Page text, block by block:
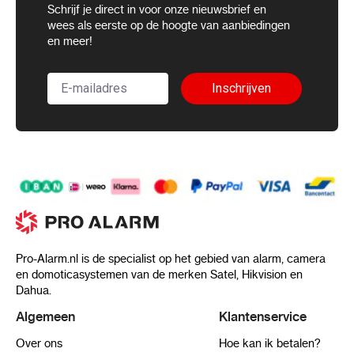
Schrijf je direct in voor onze nieuwsbrief en
wees als eerste op de hoogte van aanbiedingen
en meer!
Inschrijven
Pro-Alarm.nl is de specialist op het gebied van alarm, camera
en domoticasystemen van de merken Satel, Hikvision en
Dahua.
Algemeen
Over ons
Klantenservice
Hoe kan ik betalen?